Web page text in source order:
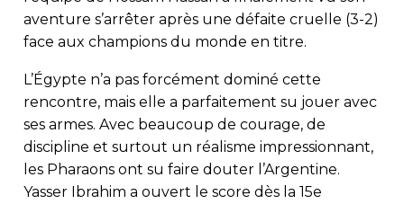
aventure s’arrêter après une défaite cruelle (3-2)
face aux champions du monde en titre.
L’Égypte n’a pas forcément dominé cette
rencontre, mais elle a parfaitement su jouer avec
ses armes. Avec beaucoup de courage, de
discipline et surtout un réalisme impressionnant,
les Pharaons ont su faire douter l’Argentine.
Yasser Ibrahim a ouvert le score dès la 15e